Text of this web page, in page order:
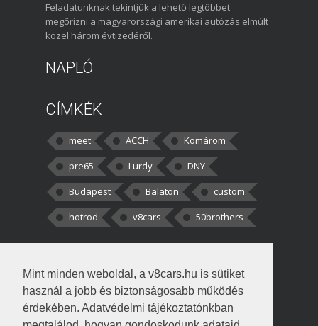
Mint minden weboldal, a v8cars.hu is sütiket
használ a jobb és biztonságosabb működés
érdekében. Adatvédelmi tájékoztatónkban
Feladatunknak tekintjük a lehető legtöbbet
megőrizni a magyarországi amerikai autózás elmúlt
közel három évtizedéről.
NAPLÓ
CÍMKÉK
meet ACCH
Komárom
pre65
Lurdy
DNY
Budapest
Balaton
custom
hotrod
v8cars 50brothers
kortisz:Elszúrtam! Én csak két
darabbaal számoltam. Nem tudtam, hogy fél autót,